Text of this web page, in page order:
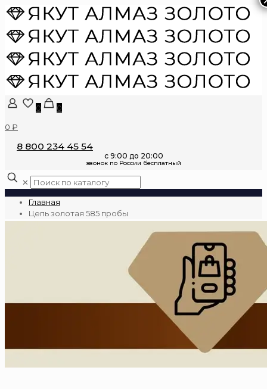
0
0
0 ₽
8 800 234 45 54
✕
Главная
Цепь золотая 585 пробы